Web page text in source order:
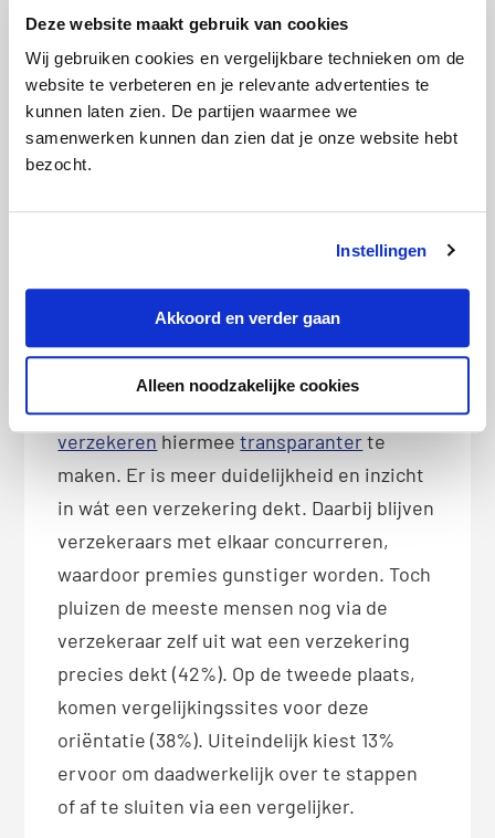
Deze website maakt gebruik van cookies
Wij gebruiken cookies en vergelijkbare technieken om de
website te verbeteren en je relevante advertenties te
kunnen laten zien. De partijen waarmee we
samenwerken kunnen dan zien dat je onze website hebt
bezocht.
Instellingen
Akkoord en verder gaan
Alleen noodzakelijke cookies
Verzekeraars moeten ons, als consument,
wegwijs maken door de wirwar van
polissen en niet alles aanbieden.
Verzekeringen moet bij de verzekerde
passen. Kwaliteitsaanduidingen als het
Vergelijkingssites als Pricewise
Om het voor iedereen makkelijker te
maken om door de wirwar van polissen de
juiste verzekering te vinden, bestaan er
vergelijkingssites. En om
verzekeren hiermeetransparanterte
maken. Er is meer duidelijkheid en inzicht
in wát een verzekering dekt. Daarbij blijven
verzekeraars met elkaar concurreren,
waardoor premies gunstiger worden. Toch
pluizen de meeste mensen nog via de
verzekeraar zelf uit wat een verzekering
precies dekt (42%). Op de tweede plaats,
komen vergelijkingssites voor deze
oriëntatie (38%). Uiteindelijk kiest 13%
ervoor om daadwerkelijk over te stappen
of af te sluiten via een vergelijker.